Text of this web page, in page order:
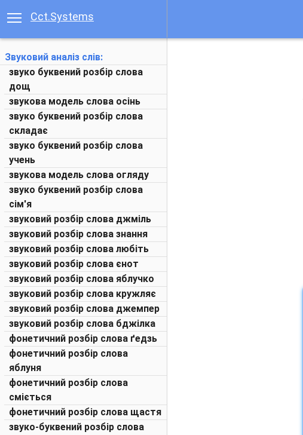
Cct.Systems
Звуковий аналіз слів:
звуко буквений розбір слова
дощ
звукова модель слова осінь
звуко буквений розбір слова
складає
звуко буквений розбір слова
учень
звукова модель слова огляду
звуко буквений розбір слова
сім'я
звуковий розбір слова джміль
звуковий розбір слова знання
звуковий розбір слова любіть
звуковий розбір слова єнот
звуковий розбір слова яблучко
звуковий розбір слова кружляє
звуковий розбір слова джемпер
звуковий розбір слова бджілка
фонетичний розбір слова ґедзь
фонетичний розбір слова
яблуня
фонетичний розбір слова
сміється
фонетичний розбір слова щастя
звуко-буквений розбір слова